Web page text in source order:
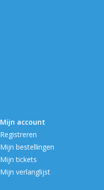
Mijn account
Registreren
Mijn bestellingen
Mijn tickets
Mijn verlanglijst